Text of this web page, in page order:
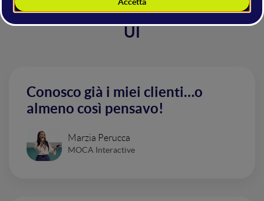
Altri interventi nella sala UX &
UI
Conosco già i miei clienti…o
almeno così pensavo!
Marzia Perucca
MOCA Interactive